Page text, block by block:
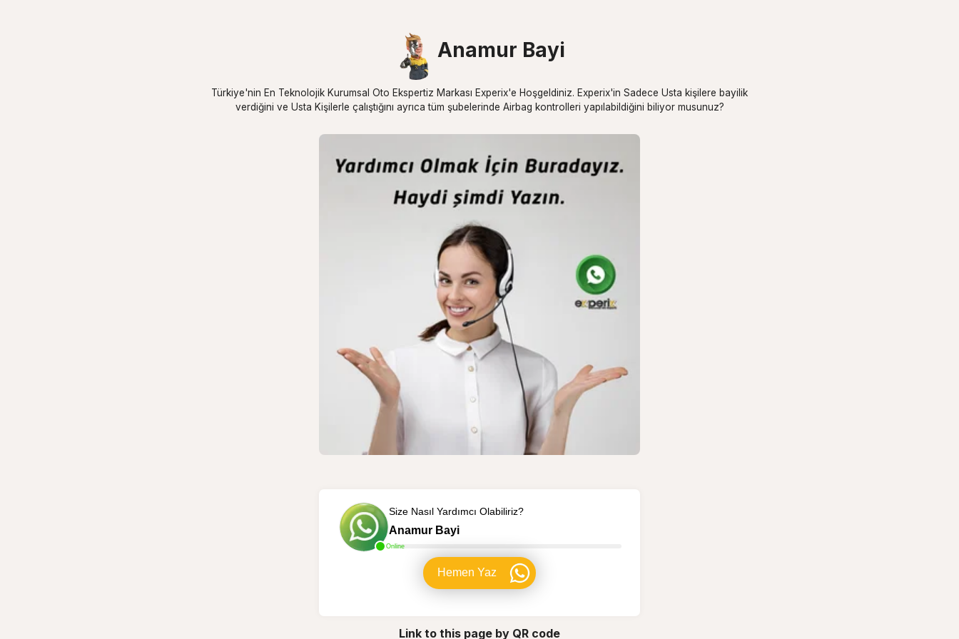
Anamur Bayi
Türkiye'nin En Teknolojik Kurumsal Oto Ekspertiz Markası Experix'e Hoşgeldiniz. Experix'in Sadece Usta kişilere bayilik
verdiğini ve Usta Kişilerle çalıştığını ayrıca tüm şubelerinde Airbag kontrolleri yapılabildiğini biliyor musunuz?
Online
Size Nasıl Yardımcı Olabiliriz?
Anamur Bayi
Hemen Yaz
Link to this page by QR code